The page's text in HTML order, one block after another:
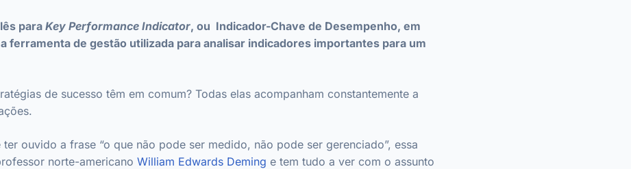
paraKey Performance Indicator, ou Indicador-Chave de Desempenho, em
ferramenta de gestão utilizada para analisar indicadores importantes para um
de sucesso têm em comum? Todas elas acompanham constantemente a
ouvido a frase “o que não pode ser medido, não pode ser gerenciado”, essa
norte-americano William Edwards Deming e tem tudo a ver com o assunto